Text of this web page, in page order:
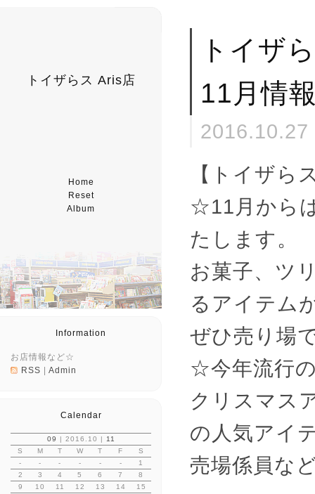
トイザらス Aris店
Home
Reset
Album
トイザ
11月情
【トイザら
☆11月から
たします。
お菓子、ツ
るアイテム
ぜひ売り場
☆今年流行
クリスマス
の人気アイ
売場係員な
Information
お店情報など☆
RSS
Admin
Calendar
09 | 2016.10 |
11
S
M T W T F
S
-
- - - - -
1
2
3 4 5 6 7
8
9
10 11 12 13 14
15